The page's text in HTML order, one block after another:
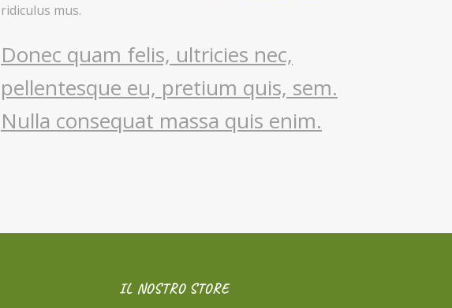
ridiculus mus.
Donec quam felis, ultricies nec,
pellentesque eu, pretium quis, sem.
Nulla consequat massa quis enim.
IL NOSTRO STORE